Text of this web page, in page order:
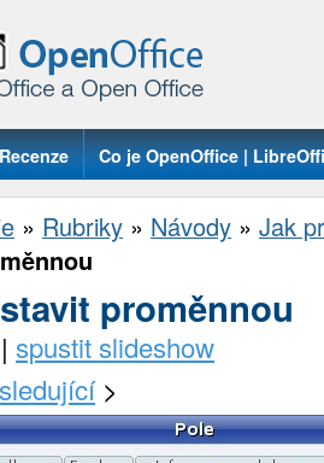
Recenze Co je OpenOffice |
» Rubriky » Návody » Jak
proměnnou
| spustit slideshow
>